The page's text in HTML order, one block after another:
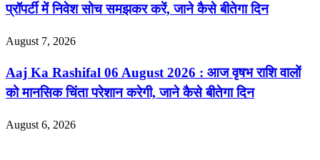
प्रॉपर्टी में निवेश सोच समझकर करें, जाने कैसे बीतेगा दिन
August 7, 2026
Aaj Ka Rashifal 06 August 2026 : आज वृषभ राशि वालों
को मानसिक चिंता परेशान करेगी, जाने कैसे बीतेगा दिन
August 6, 2026